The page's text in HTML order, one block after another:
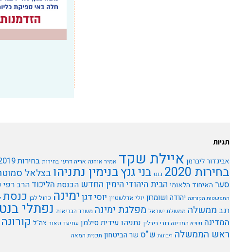
תגיות
אביגדור ליברמן איילת שקד אמיר אוחנה אריה דרעי בחירות בחירות 2019
בחירות 2020 בנט בני גנץבנימין נתניהובצלאל
סער האיחוד הלאומי הבית היהודיהימין החדש הכנסת הליכוד הרב רפי
התפשטות הקורונה יהודה ושומרון יולי אדלשטיין יוסי דגן ימינה כחול לבן כנסת
רגב ממשלה ממשלת ישראל מפלגת ימינה משרד הבריאות נפתלי בנט
המדינה נשיא המדינה רובי ריבלין נתניהו עידית סילמן עמיעד טאוב צה"ל קורונה
ראש הממשלה ריבונות ש"ס שר הביטחון תכנית המאה